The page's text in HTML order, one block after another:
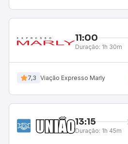
11:00
Duração: 1h 30m
7,3 Viação Expresso Marly
13:15
Duração: 1h 45m